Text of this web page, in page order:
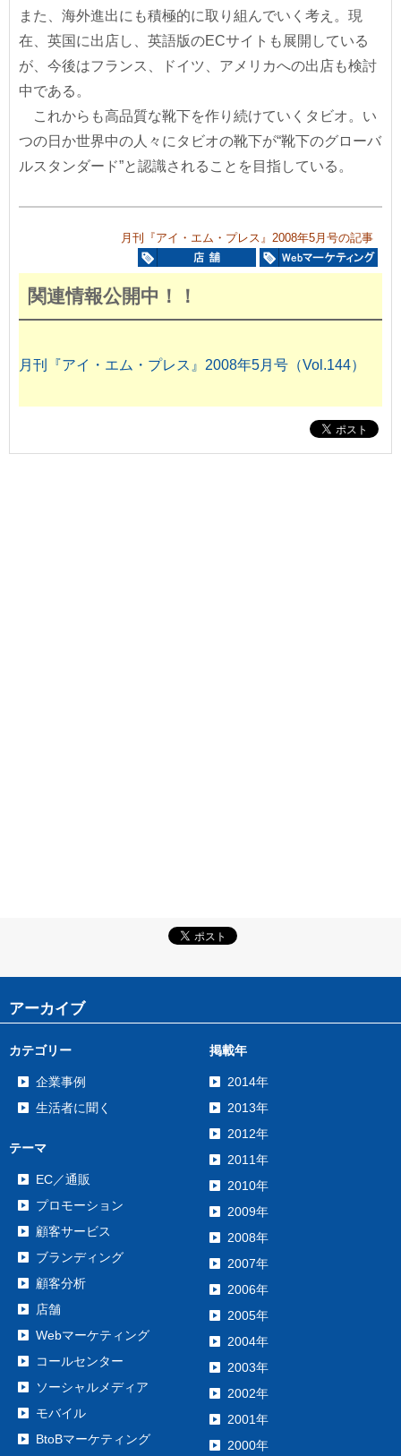
また、海外進出にも積極的に取り組んでいく考え。現
在、英国に出店し、英語版のECサイトも展開している
が、今後はフランス、ドイツ、アメリカへの出店も検討
中である。
これからも高品質な靴下を作り続けていくタビオ。い
つの日か世界中の人々にタビオの靴下が“靴下のグローバ
ルスタンダード”と認識されることを目指している。
月刊『アイ・エム・プレス』2008年5月号の記事
関連情報公開中！！
月刊『アイ・エム・プレス』2008年5月号（Vol.144）
アーカイブ
カテゴリー
企業事例
生活者に聞く
テーマ
EC／通販
プロモーション
顧客サービス
ブランディング
顧客分析
店舗
Webマーケティング
コールセンター
ソーシャルメディア
モバイル
BtoBマーケティング
掲載年
2014年
2013年
2012年
2011年
2010年
2009年
2008年
2007年
2006年
2005年
2004年
2003年
2002年
2001年
2000年